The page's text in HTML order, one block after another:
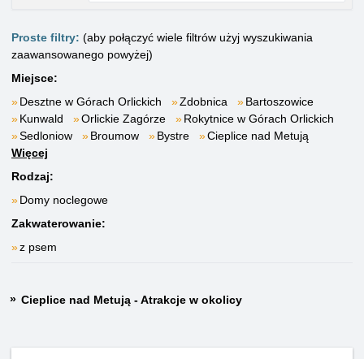
Proste filtry: (aby połączyć wiele filtrów użyj wyszukiwania
zaawansowanego powyżej)
Miejsce:
Desztne w Górach Orlickich
Zdobnica
Bartoszowice
Kunwald
Orlickie Zagórze
Rokytnice w Górach Orlickich
Sedloniow
Broumow Bystre
Cieplice nad Metują
Więcej
Rodzaj:
Domy noclegowe
Zakwaterowanie:
z psem
Cieplice nad Metują - Atrakcje w okolicy